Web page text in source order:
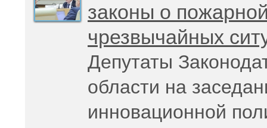
законы о
чрезвычайных
Депутаты
области на
инновационной